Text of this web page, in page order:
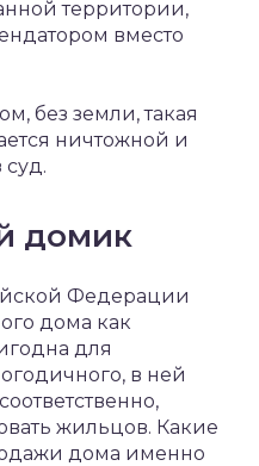
территории,
вместо
без земли, такая
ничтожной и
суд.
домик
Федерации
дома как
для
в ней
жильцов. Какие
дома именно